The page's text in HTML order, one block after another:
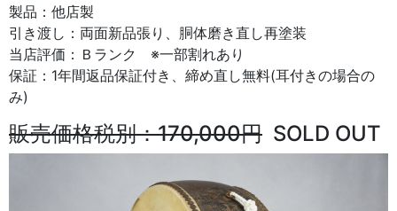
製品：他店製
引き渡し：両面新品張り、胴体磨き直し再塗装
当店評価：Ｂランク ※一部割れあり
保証：1年間返品保証付き、締め直し無料(耳付きの場合の
み)
販売価格税別：170,000円 SOLD OUT